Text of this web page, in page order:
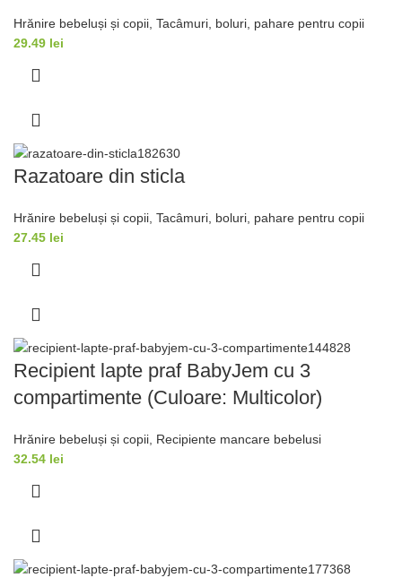
Hrănire bebeluși și copii Tacâmuri, boluri, pahare pentru copii
29.49 lei
Razatoare din sticla
Hrănire bebeluși și copii Tacâmuri, boluri, pahare pentru copii
27.45 lei
Recipient lapte praf BabyJem cu 3
compartimente (Culoare: Multicolor)
Hrănire bebeluși și copii Recipiente mancare bebelusi
32.54 lei